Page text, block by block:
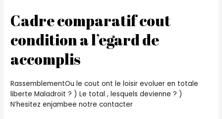
Cadre comparatif cout
condition a l’egard de
accomplis
RassemblementOu le cout ont le loisir evoluer en totale
liberte Maladroit ? ) Le total , lesquels devienne ? )
N’hesitez enjambee notre contacter